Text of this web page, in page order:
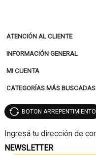
ATENCIÓN AL CLIENTE
INFORMACIÓN GENERAL
MI CUENTA
CATEGORÍAS MÁS BUSCADAS
BOTON ARREPENTIMIENTO
NEWSLETTER